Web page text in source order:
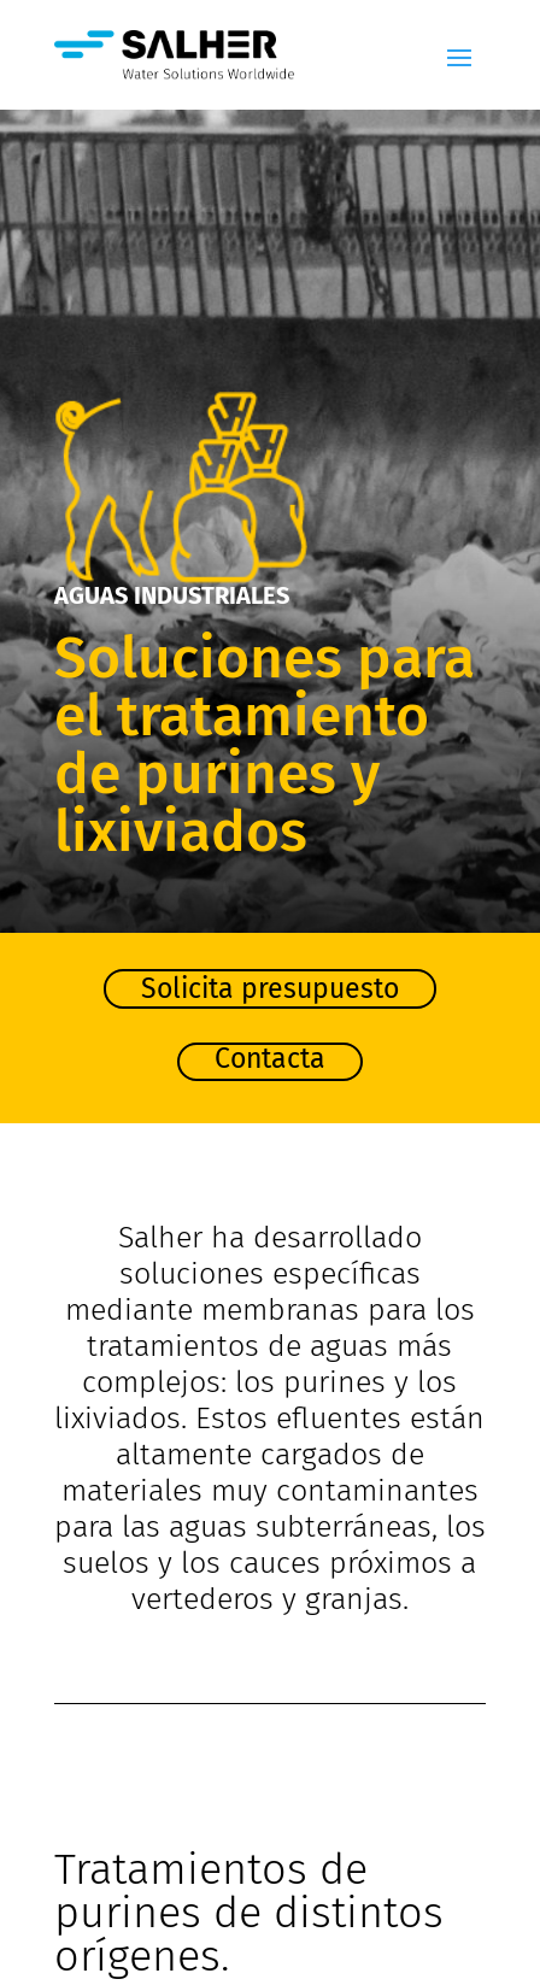
AGUAS INDUSTRIALES
Soluciones para
el tratamiento
de purines y
lixiviados
Solicita presupuesto
Contacta
Salher ha desarrollado
soluciones específicas
mediante membranas para los
tratamientos de aguas más
complejos: los purines y los
lixiviados. Estos efluentes están
altamente cargados de
materiales muy contaminantes
para las aguas subterráneas, los
suelos y los cauces próximos a
vertederos y granjas.
Tratamientos de
purines de distintos
orígenes.